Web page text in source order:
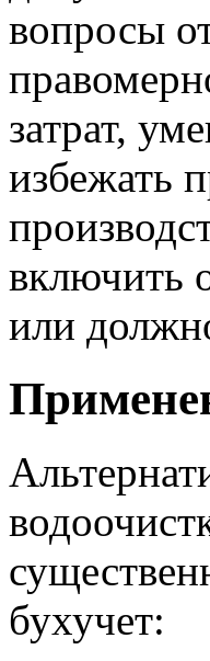
вопросы
затрат,
избежать
включить
или
бухучет: